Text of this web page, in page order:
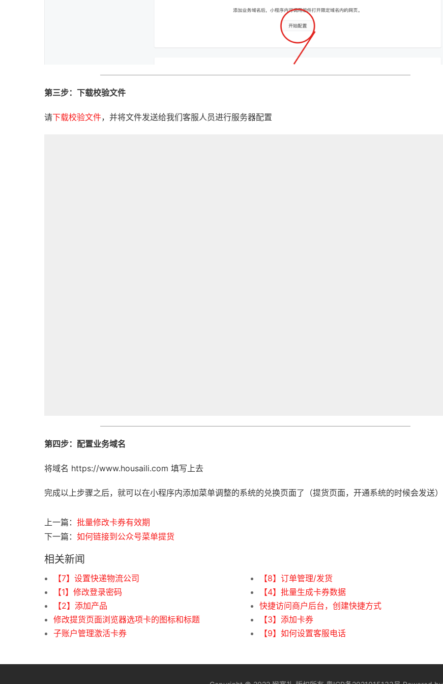
第三步：下载校验文件
请下载校验文件，并将文件发送给我们客服人员进行服务器配置
第四步：配置业务域名
将域名 https://www.housaili.com 填写上去
完成以上步骤之后，就可以在小程序内添加菜单调整的系统的兑换页面了（提货页面，开通系统的时候会发送）
上一篇： 批量修改卡券有效期
下一篇： 如何链接到公众号菜单提货
相关新闻
【7】设置快递物流公司
【8】订单管理/发货
【1】修改登录密码
【4】批量生成卡券数据
【2】添加产品
快捷访问商户后台，创建快捷方式
修改提货页面浏览器选项卡的图标和标题
【3】添加卡券
子账户管理激活卡券
【9】如何设置客服电话